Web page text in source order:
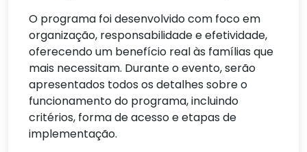
O programa foi desenvolvido com foco em
organização, responsabilidade e efetividade,
oferecendo um benefício real às famílias que
mais necessitam. Durante o evento, serão
apresentados todos os detalhes sobre o
funcionamento do programa, incluindo
critérios, forma de acesso e etapas de
implementação.